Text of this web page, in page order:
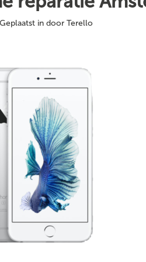
Geplaatst in door Terello